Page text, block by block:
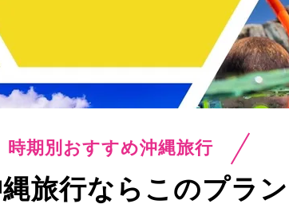
時期別おすすめ沖縄旅行
旅行ならこのプラ